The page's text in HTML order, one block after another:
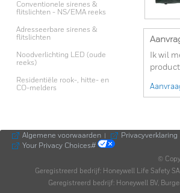
Conventionele sirenes &
flitslichten - NS/EMA reeks
Adresseerbare sirenes &
flitslichten
Noodverlichting LED (oude
reeks)
Residentiële rook-, hitte- en
CO-melders
Ik wil
Algemene voorwaarden Privacyverklaring
Your Privacy Choices#
©
Geregistreerd bedrijf: Honeywell Life Safety
Geregistreerd bedrijf: Honeywell BV,